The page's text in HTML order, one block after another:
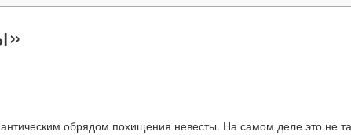
обрядом похищения невесты. На самом деле это не